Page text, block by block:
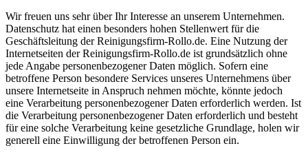
Wir freuen uns sehr über Ihr Interesse an unserem Unternehmen.
Datenschutz hat einen besonders hohen Stellenwert für die
Geschäftsleitung der Reinigungsfirm-Rollo.de. Eine Nutzung der
Internetseiten der Reinigungsfirm-Rollo.de ist grundsätzlich ohne
jede Angabe personenbezogener Daten möglich. Sofern eine
betroffene Person besondere Services unseres Unternehmens über
unsere Internetseite in Anspruch nehmen möchte, könnte jedoch
eine Verarbeitung personenbezogener Daten erforderlich werden. Ist
die Verarbeitung personenbezogener Daten erforderlich und besteht
für eine solche Verarbeitung keine gesetzliche Grundlage, holen wir
generell eine Einwilligung der betroffenen Person ein.